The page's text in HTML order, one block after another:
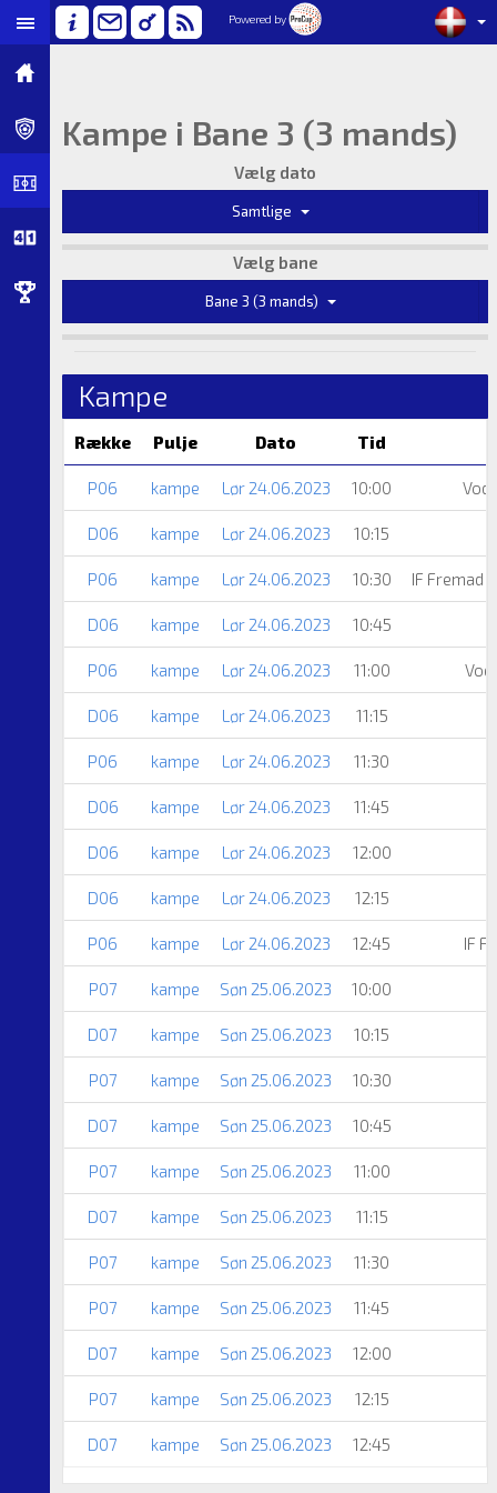
Powered by
Kampe i Bane 3 (3 mands)
Vælg dato
Samtlige
Vælg bane
Bane 3 (3 mands)
Kampe
Række Pulje Dato Tid
P06 kampe Lør 24.06.2023 10:00
D06 kampe Lør 24.06.2023 10:15
P06 kampe Lør 24.06.2023 10:30 IF Fremad
D06 kampe Lør 24.06.2023 10:45
P06 kampe Lør 24.06.2023 11:00
D06 kampe Lør 24.06.2023 11:15
P06 kampe Lør 24.06.2023 11:30
D06 kampe Lør 24.06.2023 11:45
D06 kampe Lør 24.06.2023 12:00
D06 kampe Lør 24.06.2023 12:15
P06 kampe Lør 24.06.2023 12:45 IF
P07 kampe Søn 25.06.2023 10:00
D07 kampe Søn 25.06.2023 10:15
P07 kampe Søn 25.06.2023 10:30
D07 kampe Søn 25.06.2023 10:45
P07 kampe Søn 25.06.2023 11:00
D07 kampe Søn 25.06.2023 11:15
P07 kampe Søn 25.06.2023 11:30
P07 kampe Søn 25.06.2023 11:45
D07 kampe Søn 25.06.2023 12:00
P07 kampe Søn 25.06.2023 12:15
D07 kampe Søn 25.06.2023 12:45